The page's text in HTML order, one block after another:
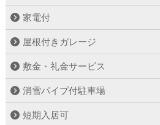
家電付
屋根付きガレージ
敷金・礼金サービス
消雪パイプ付駐車場
短期入居可